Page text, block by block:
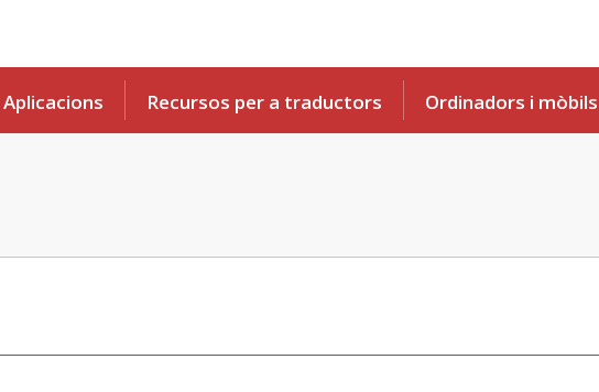
Aplicacions Recursos per a traductors Ordinadors i mòbils